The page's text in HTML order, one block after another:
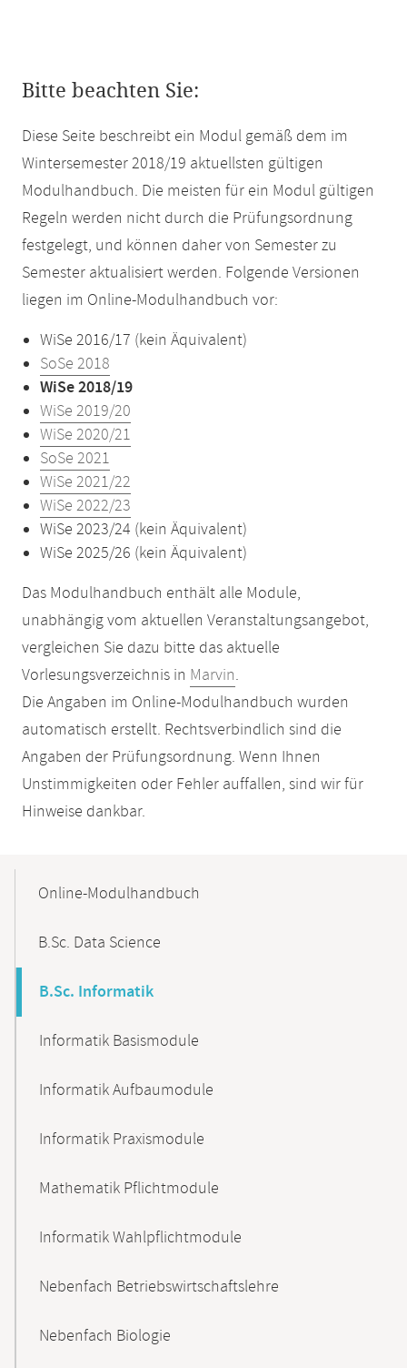
Bitte beachten Sie:
Diese Seite beschreibt ein Modul gemäß dem im
Wintersemester 2018/19 aktuellsten gültigen
Modulhandbuch. Die meisten für ein Modul gültigen
Regeln werden nicht durch die Prüfungsordnung
festgelegt, und können daher von Semester zu
Semester aktualisiert werden. Folgende Versionen
liegen im Online-Modulhandbuch vor:
WiSe 2016/17 (kein Äquivalent)
SoSe 2018
WiSe 2018/19
WiSe 2019/20
WiSe 2020/21
SoSe 2021
WiSe 2021/22
WiSe 2022/23
WiSe 2023/24 (kein Äquivalent)
WiSe 2025/26 (kein Äquivalent)
Das Modulhandbuch enthält alle Module,
unabhängig vom aktuellen Veranstaltungsangebot,
vergleichen Sie dazu bitte das aktuelle
Vorlesungsverzeichnis in Marvin.
Die Angaben im Online-Modulhandbuch wurden
automatisch erstellt. Rechtsverbindlich sind die
Angaben der Prüfungsordnung. Wenn Ihnen
Unstimmigkeiten oder Fehler auffallen, sind wir für
Hinweise dankbar.
NavigationOnline-Modulhandbuch
B.Sc. Data Science
B.Sc. Informatik
Informatik Basismodule
Informatik Aufbaumodule
Informatik Praxismodule
Mathematik Pflichtmodule
Informatik Wahlpflichtmodule
Nebenfach Betriebswirtschaftslehre
Nebenfach Biologie